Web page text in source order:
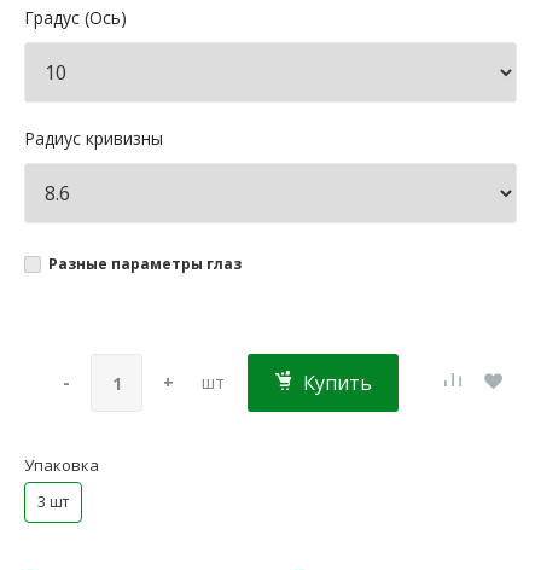
Градус (Ось)
Радиус кривизны
Разные параметры глаз
- + шт Купить
Упаковка
3 шт